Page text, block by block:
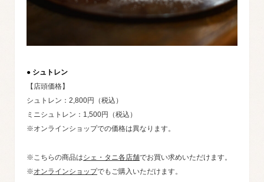
● シュトレン
【店頭価格】
シュトレン：2,800円（税込）
ミニシュトレン：1,500円（税込）
※オンラインショップでの価格は異なります。
※こちらの商品はシェ・タニ各店舗でお買い求めいただけます。
※オンラインショップでもご購入いただけます。